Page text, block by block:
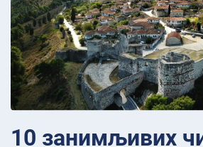
10 занимљивих